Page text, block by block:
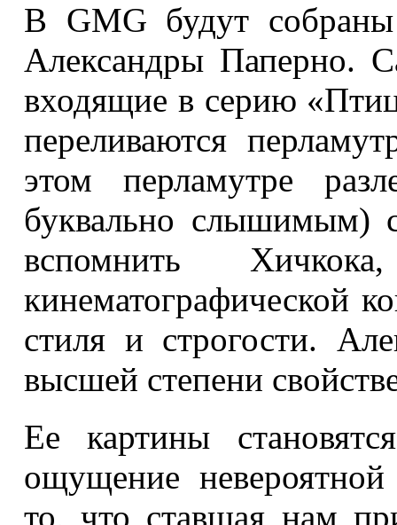
В GMG будут собраны
Александры Паперно.
входящие в серию
переливаются
этом перламутре
буквально слышимым)
вспомнить
кинематографической
стиля и строгости.
высшей степени
Ее картины
ощущение
то, что ставшая нам